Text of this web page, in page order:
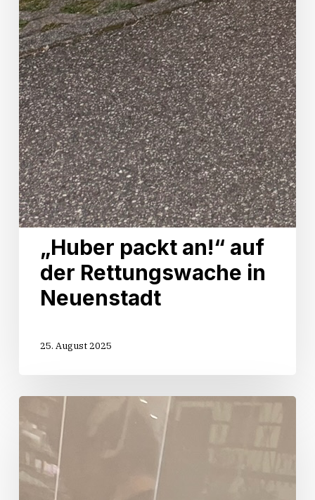
„Huber packt an!“ auf
der Rettungswache in
Neuenstadt
25. August 2025
Start
Sommertour
„Huber
packt
an!“